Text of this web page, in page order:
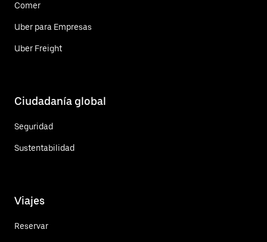
Comer
Uber para Empresas
Uber Freight
Ciudadanía global
Seguridad
Sustentabilidad
Viajes
Reservar